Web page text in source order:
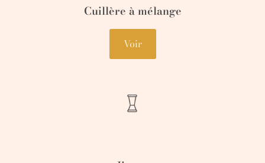
Cuillère à mélange
Voir